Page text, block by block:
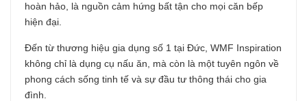
hoàn hảo, là nguồn cảm hứng bất tận cho mọi căn bếp
hiện đại.
Đến từ thương hiệu gia dụng số 1 tại Đức, WMF Inspiration
không chỉ là dụng cụ nấu ăn, mà còn là một tuyên ngôn về
phong cách sống tinh tế và sự đầu tư thông thái cho gia
đình.